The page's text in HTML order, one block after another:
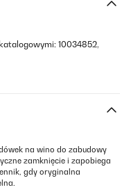
10034852,
na wino do zabudowy
zamknięcie i zapobiega
gdy oryginalna